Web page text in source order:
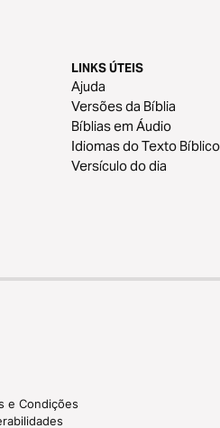
LINKS ÚTEIS
Ajuda
Versões da Bíblia
Bíblias em Áudio
Idiomas do Texto Bíblico
Versículo do dia
e Condições